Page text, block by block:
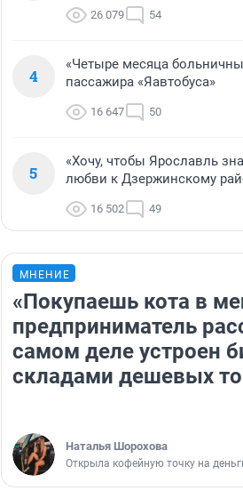
26 079 54
4
«Четыре месяца
пассажира «Яавтобуса»
16 647 50
5
«Хочу, чтобы Ярославль
любви к Дзержинскому
16 502 49
МНЕНИЕ
«Покупаешь кота в
предприниматель
самом деле устроен
складами дешевых
Наталья Шорохова
Открыла кофейную точку на